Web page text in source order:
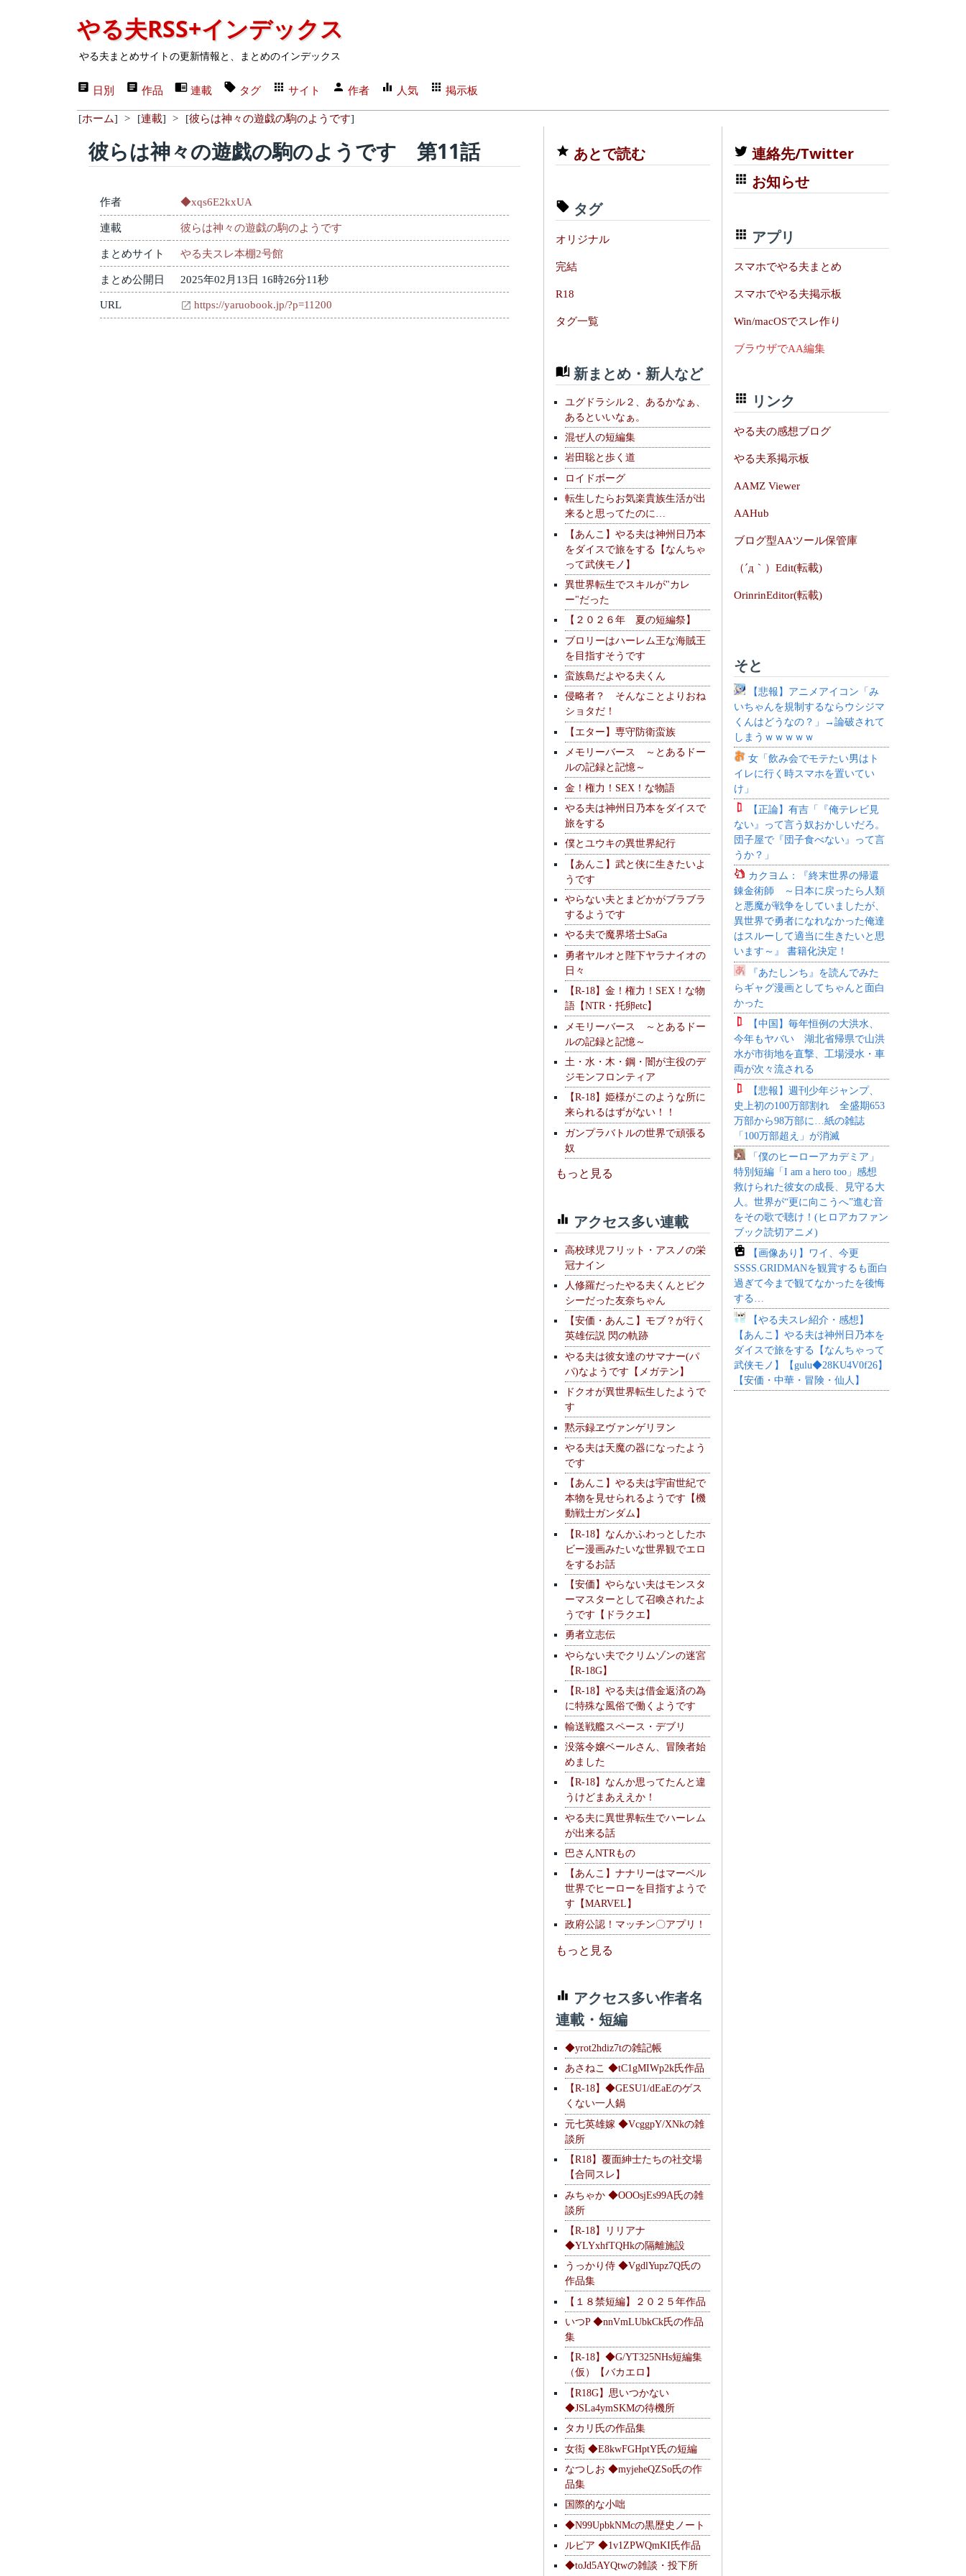
やる夫RSS+インデックス
やる夫まとめサイトの更新情報と、まとめのインデックス
日別 作品 連載 タグ サイト 作者 人気 掲示板
[ホーム] > [連載] > [彼らは神々の遊戯の駒のようです]
彼らは神々の遊戯の駒のようです 第11話
作者 ◆xqs6E2kxUA
連載 彼らは神々の遊戯の駒のようです
まとめサイト やる夫スレ本棚2号館
まとめ公開日 2025年02月13日 16時26分11秒
URL https://yaruobook.jp/?p=11200
あとで読む
タグ
オリジナル
完結
R18
タグ一覧
新まとめ・新人など
ユグドラシル２、あるかなぁ、
あるといいなぁ。
混ぜ人の短編集
岩田聡と歩く道
ロイドボーグ
転生したらお気楽貴族生活が出
来ると思ってたのに…
【あんこ】やる夫は神州日乃本
をダイスで旅をする【なんちゃ
って武侠モノ】
異世界転生でスキルが"カレ
ー"だった
【２０２６年 夏の短編祭】
ブロリーはハーレム王な海賊王
を目指すそうです
蛮族島だよやる夫くん
侵略者？ そんなことよりおね
ショタだ！
【エター】専守防衛蛮族
メモリーバース ～とあるドー
ルの記録と記憶～
金！権力！SEX！な物語
やる夫は神州日乃本をダイスで
旅をする
僕とユウキの異世界紀行
【あんこ】武と侠に生きたいよ
うです
やらない夫とまどかがブラブラ
するようです
やる夫で魔界塔士SaGa
勇者ヤルオと陛下ヤラナイオの
日々
【R-18】金！権力！SEX！な物
語【NTR・托卵etc】
メモリーバース ～とあるドー
ルの記録と記憶～
土・水・木・鋼・闇が主役のデ
ジモンフロンティア
【R-18】姫様がこのような所に
来られるはずがない！！
ガンプラバトルの世界で頑張る
奴
もっと見る
アクセス多い連載
高校球児フリット・アスノの栄
冠ナイン
人修羅だったやる夫くんとピク
シーだった友奈ちゃん
【安価・あんこ】モブ？が行く
英雄伝説 閃の軌跡
やる夫は彼女達のサマナー(パ
パ)なようです【メガテン】
ドクオが異世界転生したようで
す
黙示録ヱヴァンゲリヲン
やる夫は天魔の器になったよう
です
【あんこ】やる夫は宇宙世紀で
本物を見せられるようです【機
動戦士ガンダム】
【R-18】なんかふわっとしたホ
ビー漫画みたいな世界観でエロ
をするお話
【安価】やらない夫はモンスタ
ーマスターとして召喚されたよ
うです【ドラクエ】
勇者立志伝
やらない夫でクリムゾンの迷宮
【R-18G】
【R-18】やる夫は借金返済の為
に特殊な風俗で働くようです
輸送戦艦スペース・デブリ
没落令嬢ベールさん、冒険者始
めました
【R-18】なんか思ってたんと違
うけどまあええか！
やる夫に異世界転生でハーレム
が出来る話
巴さんNTRもの
【あんこ】ナナリーはマーベル
世界でヒーローを目指すようで
す【MARVEL】
政府公認！マッチン〇アプリ！
もっと見る
アクセス多い作者名
連載・短編
◆yrot2hdiz7tの雑記帳
あさねこ ◆tC1gMIWp2k氏作品
【R-18】◆GESU1/dEaEのゲス
くない一人鍋
元七英雄嫁 ◆VcggpY/XNkの雑
談所
【R18】覆面紳士たちの社交場
【合同スレ】
みちゃか ◆OOOsjEs99A氏の雑
談所
【R-18】リリアナ
◆YLYxhfTQHkの隔離施設
うっかり侍 ◆VgdlYupz7Q氏の
作品集
【１８禁短編】２０２５年作品
いつP ◆nnVmLUbkCk氏の作品
集
【R-18】◆G/YT325NHs短編集
（仮）【バカエロ】
【R18G】思いつかない
◆JSLa4ymSKMの待機所
タカリ氏の作品集
女衒 ◆E8kwFGHptY氏の短編
なつしお ◆myjeheQZSo氏の作
品集
国際的な小咄
◆N99UpbkNMcの黒歴史ノート
ルピア ◆1v1ZPWQmKI氏作品
◆toJd5AYQtwの雑談・投下所
連絡先/Twitter
お知らせ
アプリ
スマホでやる夫まとめ
スマホでやる夫掲示板
Win/macOSでスレ作り
ブラウザでAA編集
リンク
やる夫の感想ブログ
やる夫系掲示板
AAMZ Viewer
AAHub
ブログ型AAツール保管庫
（´д｀）Edit(転載)
OrinrinEditor(転載)
そと
【悲報】アニメアイコン「み
いちゃんを規制するならウシジマ
くんはどうなの？」→論破されて
しまうｗｗｗｗｗ
女「飲み会でモテたい男はト
イレに行く時スマホを置いてい
け」
【正論】有吉「『俺テレビ見
ない』って言う奴おかしいだろ。
団子屋で『団子食べない』って言
うか？」
カクヨム：『終末世界の帰還
錬金術師 ～日本に戻ったら人類
と悪魔が戦争をしていましたが、
異世界で勇者になれなかった俺達
はスルーして適当に生きたいと思
います～』 書籍化決定！
『あたしンち』を読んでみた
らギャグ漫画としてちゃんと面白
かった
【中国】毎年恒例の大洪水、
今年もヤバい 湖北省帰県で山洪
水が市街地を直撃、工場浸水・車
両が次々流される
【悲報】週刊少年ジャンプ、
史上初の100万部割れ 全盛期653
万部から98万部に…紙の雑誌
「100万部超え」が消滅
「僕のヒーローアカデミア」
特別短編「I am a hero too」感想
救けられた彼女の成長、見守る大
人。世界が“更に向こうへ”進む音
をその歌で聴け！(ヒロアカファン
ブック読切アニメ)
【画像あり】ワイ、今更
SSSS.GRIDMANを観賞するも面白
過ぎて今まで観てなかったを後悔
する…
【やる夫スレ紹介・感想】
【あんこ】やる夫は神州日乃本を
ダイスで旅をする【なんちゃって
武侠モノ】【gulu◆28KU4V0f26】
【安価・中華・冒険・仙人】